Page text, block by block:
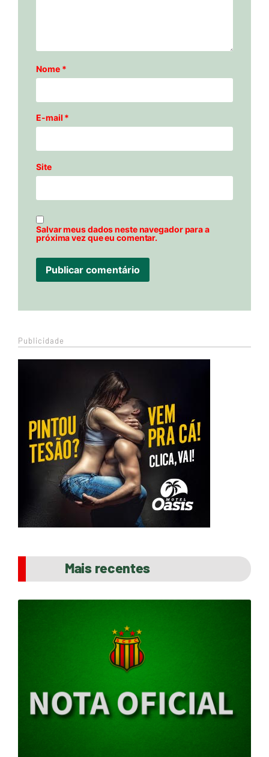
Nome *
E-mail *
Site
Salvar meus dados neste navegador para a
próxima vez que eu comentar.
Publicidade
Mais recentes